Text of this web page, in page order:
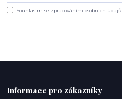
Souhlasím se zpracováním osobních údajů
Informace pro zákazníky